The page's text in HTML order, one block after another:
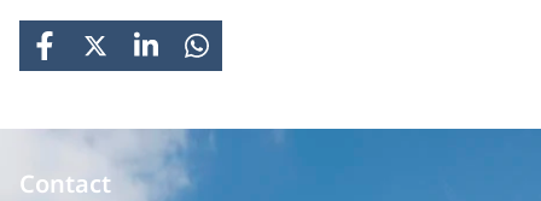
FACEBOOK
X LINKEDINWHATSAPP
Contact